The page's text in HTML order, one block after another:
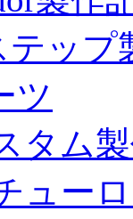
ップ
ツ
タム
ュー